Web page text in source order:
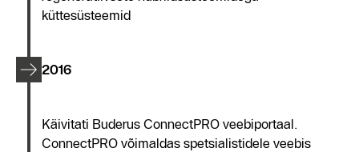
küttesüsteemid
2016
Käivitati Buderus ConnectPRO veebiportaal.
ConnectPRO võimaldas spetsialistidele veebis